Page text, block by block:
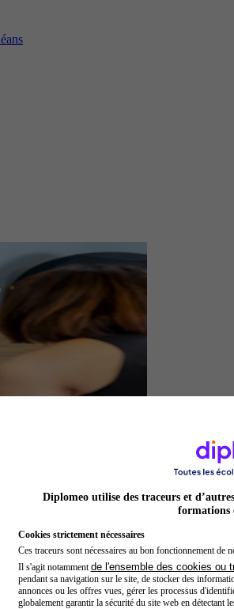
Préparateur
Diplomeo utilise des traceurs et
formations
Cookies strictement nécessaires
Ces traceurs sont nécessaires au bon fonctionnement de
Il s'agit notamment de l'ensemble des cookies ou
pendant sa navigation sur le site, de stocker des
annonces ou les offres vues, gérer les processus
globalement garantir la sécurité du site web en détectant